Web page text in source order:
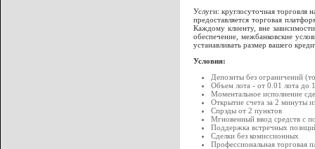
Услуги: круглосуточная торговля
предоставляется торговая
Каждому клиенту, вне
обеспечение, межбанковские
устанавливать размер вашего
Условия:
Депозиты без ограничений
Объем лота - от 0.01 лота до
Моментальное исполнение
Открытие счета за 2 минуты
Спрэды от 2 пунктов
Мгновенный ввод средств с
Поддержка встречных
Сделки без комиссионных
Профессиональная торговая